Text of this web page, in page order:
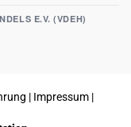
E.V. (VDEH)
| Impressum |